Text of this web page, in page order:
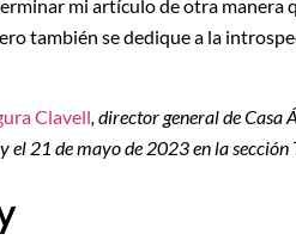
mi artículo de otra
también se dedique a la
Clavell , director general de
y el 21 de mayo de 2023 en la